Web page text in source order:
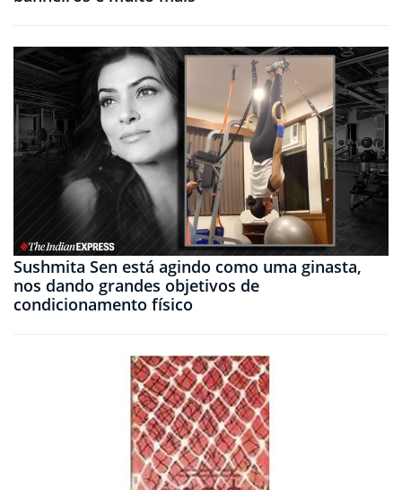
Sushmita Sen está agindo como uma ginasta,
nos dando grandes objetivos de
condicionamento físico